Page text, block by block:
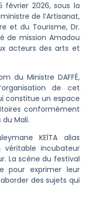
février 2026, sous la
de l’Artisanat,
et du Tourisme, Dr.
de mission Amadou
acteurs des arts et
du Ministre DAFFÉ,
de cet
constitue un espace
conformément
Mali.
KEÏTA alias
incubateur
La scène du festival
pour exprimer leur
des sujets qui